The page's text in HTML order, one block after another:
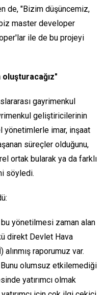
de, "Bizim düşüncemiz,
master developer
ile de bu projeyi
oluşturacağız"
gayrimenkul
geliştiricilerinin
yönetimlerle imar, inşaat
süreçler olduğunu,
ortak bularak ya da farklı
söyledi.
yönetilmesi zaman alan
direkt Devlet Hava
raporumuz var.
olumsuz etkilemediği
yatırımcı olmak